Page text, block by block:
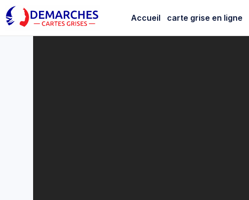
Accueil carte grise en ligne
Carte grise